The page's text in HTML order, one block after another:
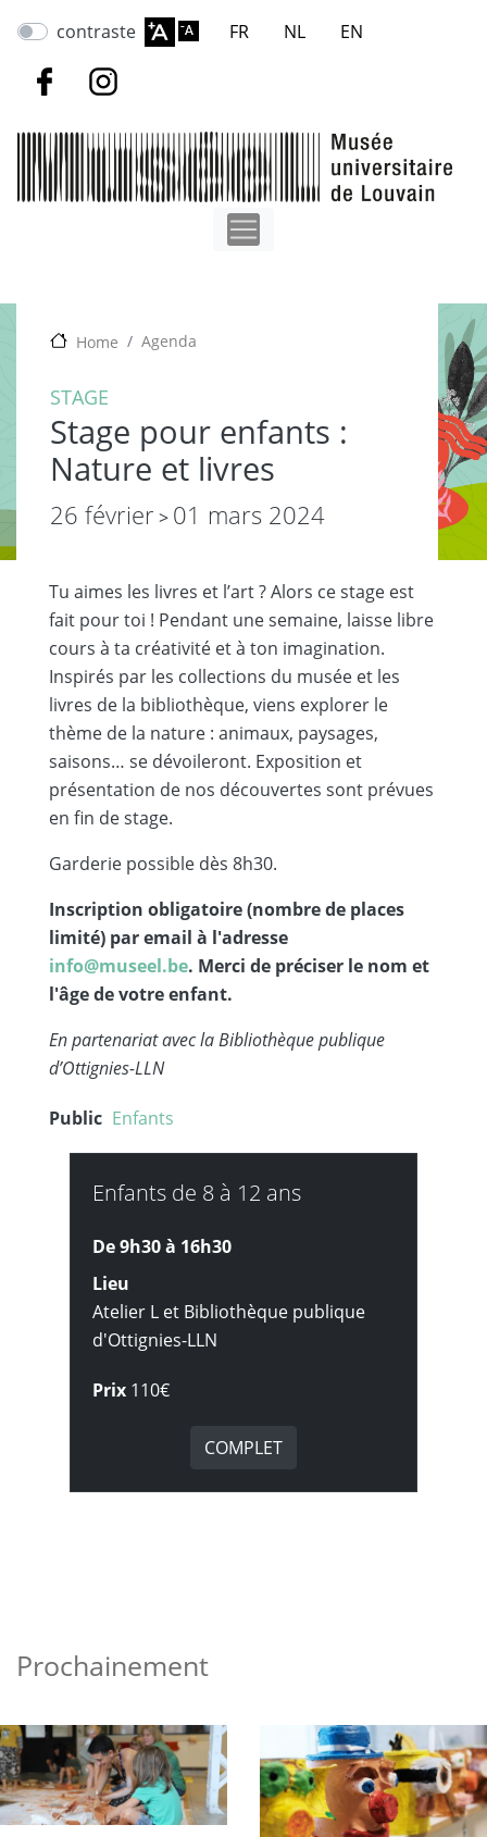
au
contraste FR NL EN
Home Agenda
STAGE
Stage pour enfants :
Nature et livres
26 février > 01 mars 2024
Tu aimes les livres et l’art ? Alors ce stage est
fait pour toi ! Pendant une semaine, laisse libre
cours à ta créativité et à ton imagination.
Inspirés par les collections du musée et les
livres de la bibliothèque, viens explorer le
thème de la nature : animaux, paysages,
saisons… se dévoileront. Exposition et
présentation de nos découvertes sont prévues
en fin de stage.
Garderie possible dès 8h30.
Inscription obligatoire (nombre de places
limité) par email à l'adresse
info@museel.be. Merci de préciser le nom et
l'âge de votre enfant.
En partenariat avec la Bibliothèque publique
d’Ottignies-LLN
Public Enfants
Enfants de 8 à 12 ans
De 9h30 à 16h30
Lieu
Atelier L et Bibliothèque publique
d'Ottignies-LLN
Prix 110€
COMPLET
Prochainement